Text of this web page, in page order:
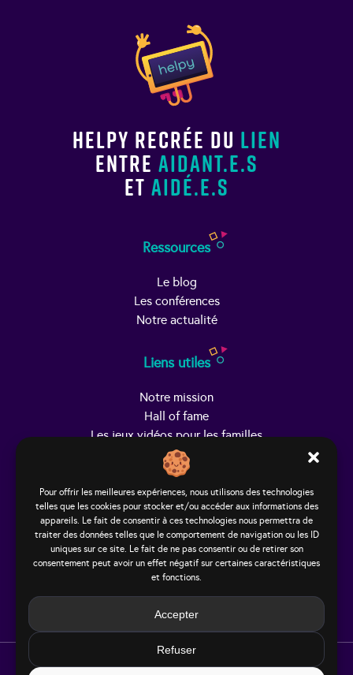
Pour offrir les meilleures expériences, nous utilisons des technologies
telles que les cookies pour stocker et/ou accéder aux informations des
appareils. Le fait de consentir à ces technologies nous permettra de
traiter des données telles que le comportement de navigation ou les ID
uniques sur ce site. Le fait de ne pas consentir ou de retirer son
consentement peut avoir un effet négatif sur certaines caractéristiques
et fonctions.
Accepter
Refuser
Helpy recrée du lien
entre aidant.e.s
et aidé.e.s
Ressources
Le blog
Les conférences
Notre actualité
Liens utiles
Notre mission
Hall of fame
Les jeux vidéos pour les familles
Trouver Helpy
Le studio
65, rue Hénon
69004 Lyon - France
contact@helpy-lejeu.fr